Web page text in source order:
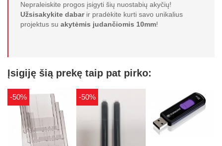
Nepraleiskite progos įsigyti šių nuostabių akyčių!
Užsisakykite dabarir pradėkite kurti savo unikalius
projektus su akytėmis judančiomis 10mm!
Įsigiję šią prekę taip pat pirko:
-50% -50%